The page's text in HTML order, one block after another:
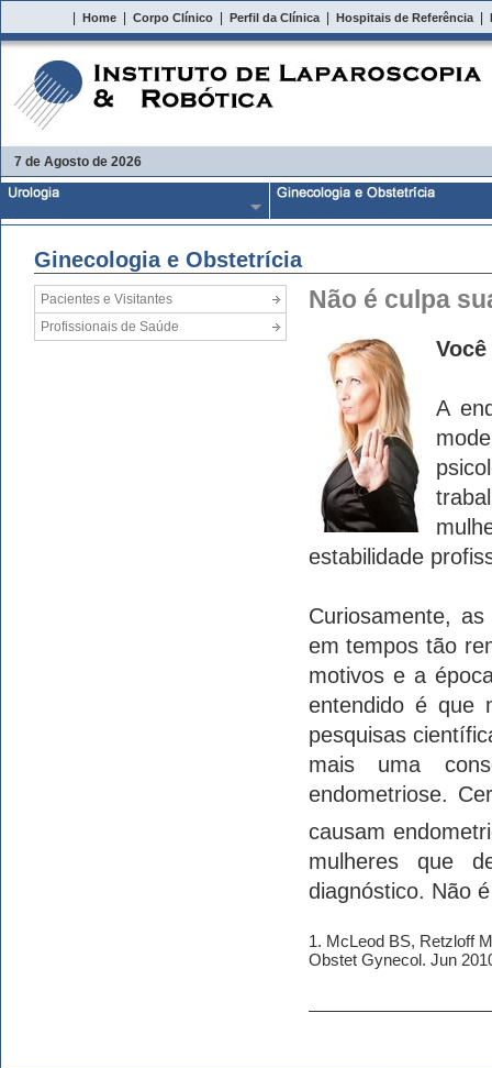
Home| Corpo Clínico| Perfil da Clínica| Hospitais de Referência|
7 de Agosto de 2026
Ginecologia e Obstetrícia
Pacientes e Visitantes
Profissionais de Saúde
Não é culpa
A
estabilidade
Curiosamente,
em tempos tão
motivos e a
entendido é que
pesquisas
mais uma
endometriose.
causam
mulheres que
diagnóstico. Não
1. McLeod BS, Retzloff
Obstet Gynecol. Jun